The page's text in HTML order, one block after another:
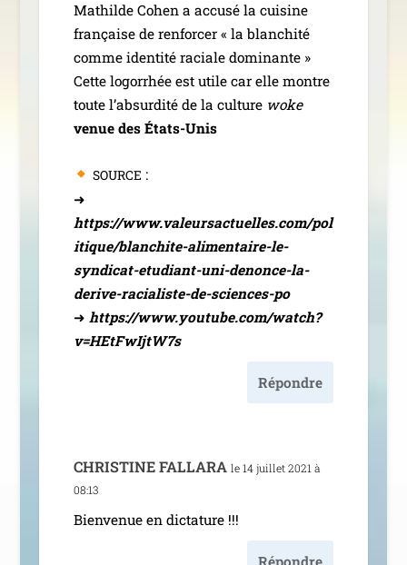
Mathilde Cohen a accu­sé la cui­sine
fran­çaise de ren­for­cer « la blan­chi­té
comme iden­ti­té raciale domi­nante »
Cette logor­rhée est utile car elle montre
toute l’absurdité de la culture woke
venue des États-Unis
SOURCE :
➜
https://www.valeursactuelles.com/pol
itique/blanchite-alimentaire-le-
syndicat-etudiant-uni-denonce-la-
derive-racialiste-de-sciences-po
➜ https://www.youtube.com/watch?
v=HEtFwIjtW7s
Répondre
CHRISTINE FALLARA le 14 juillet 2021 à
08:13
Bienvenue en dictature !!!
Répondre